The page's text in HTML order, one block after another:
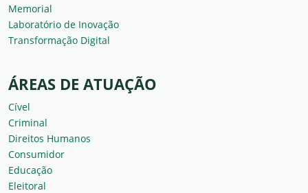
Memorial
Laboratório de Inovação
Transformação Digital
ÁREAS DE ATUAÇÃO
Cível
Criminal
Direitos Humanos
Consumidor
Educação
Eleitoral